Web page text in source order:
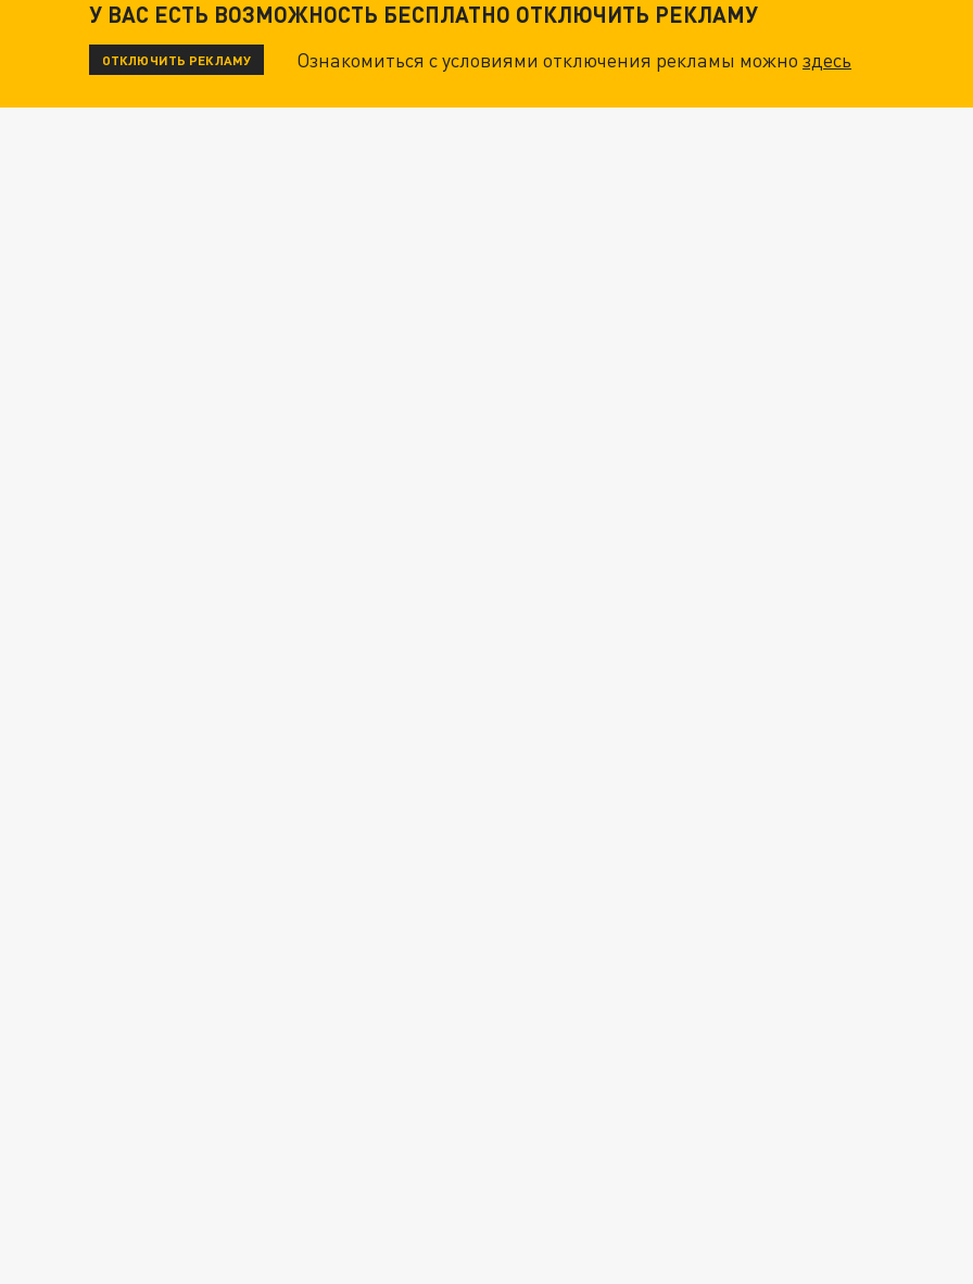
У ВАС ЕСТЬ ВОЗМОЖНОСТЬ БЕСПЛАТНО ОТКЛЮЧИТЬ РЕКЛАМУ
ОТКЛЮЧИТЬ РЕКЛАМУ Ознакомиться с условиями отключения рекламы можноздесь